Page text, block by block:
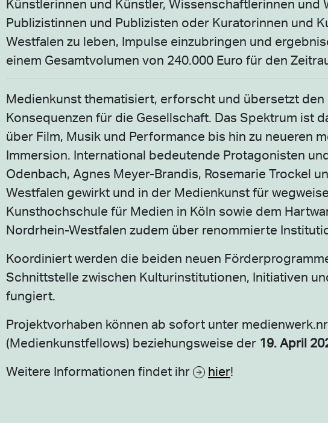
Künstlerinnen und Künstler, Wissenschaftlerinnen
Publizistinnen und Publizisten oder Kuratorinnen und
Westfalen zu leben, Impulse einzubringen und
einem Gesamtvolumen von 240.000 Euro für den
Medienkunst thematisiert, erforscht und übersetzt
Konsequenzen für die Gesellschaft. Das Spektrum ist
über Film, Musik und Performance bis hin zu neueren
Immersion. International bedeutende Protagonisten
Odenbach, Agnes Meyer-Brandis, Rosemarie Trockel
Westfalen gewirkt und in der Medienkunst für
Kunsthochschule für Medien in Köln sowie dem
Nordrhein-Westfalen zudem über renommierte
Koordiniert werden die beiden neuen
Schnittstelle zwischen Kulturinstitutionen, Initiativen
fungiert.
Projektvorhaben können ab sofort unter
(Medienkunstfellows) beziehungsweise der 19. April
Weitere Informationen findet ihr
hier!